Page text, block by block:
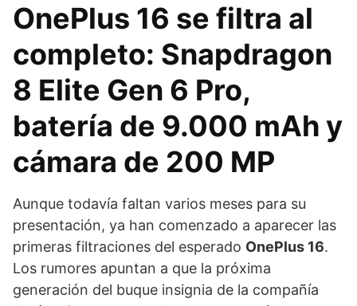
OnePlus 16 se filtra al
completo: Snapdragon
8 Elite Gen 6 Pro,
batería de 9.000 mAh y
cámara de 200 MP
Aunque todavía faltan varios meses para su
presentación, ya han comenzado a aparecer las
primeras filtraciones del esperado OnePlus 16.
Los rumores apuntan a que la próxima
generación del buque insignia de la compañía